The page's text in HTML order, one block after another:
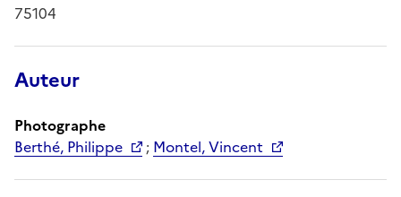
75104
Auteur
Photographe
Berthé, Philippe
; Montel, Vincent